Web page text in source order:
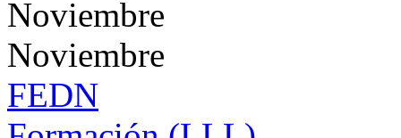
Noviembre
Noviembre
FEDN